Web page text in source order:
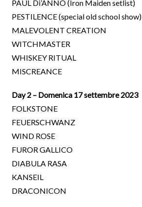
PAUL Di’ANNO (Iron Maiden setlist)
PESTILENCE (special old school show)
MALEVOLENT CREATION
WITCHMASTER
WHISKEY RITUAL
MISCREANCE
Day 2 – Domenica 17 settembre 2023
FOLKSTONE
FEUERSCHWANZ
WIND ROSE
FUROR GALLICO
DIABULA RASA
KANSEIL
DRACONICON